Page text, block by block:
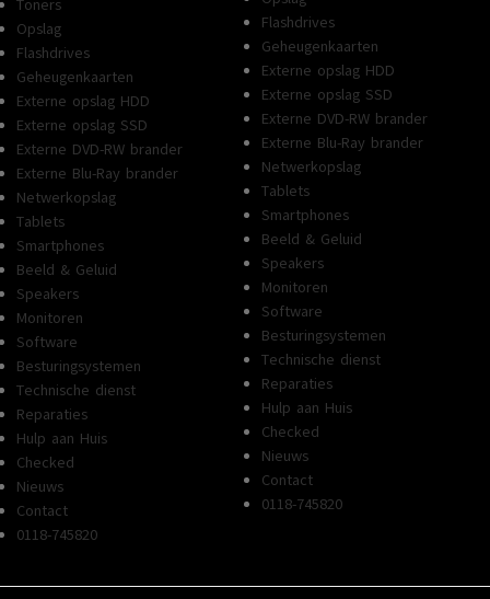
Toners
Opslag
Flashdrives
Geheugenkaarten
Externe opslag HDD
Externe opslag SSD
Externe DVD-RW brander
Externe Blu-Ray brander
Netwerkopslag
Tablets
Smartphones
Beeld & Geluid
Speakers
Monitoren
Software
Besturingsystemen
Technische dienst
Reparaties
Hulp aan Huis
Checked
Nieuws
Contact
0118-745820
Flashdrives
Geheugenkaarten
Externe opslag HDD
Externe opslag SSD
Externe DVD-RW brander
Externe Blu-Ray brander
Netwerkopslag
Tablets
Smartphones
Beeld & Geluid
Speakers
Monitoren
Software
Besturingsystemen
Technische dienst
Reparaties
Hulp aan Huis
Checked
Nieuws
Contact
0118-745820